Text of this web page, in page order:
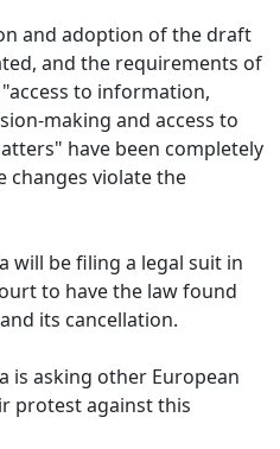
and adoption of the draft
and the requirements of
to information,
making and access to
have been completely
changes violate the
will be filing a legal suit in
to have the law found
its cancellation.
is asking other European
protest against this